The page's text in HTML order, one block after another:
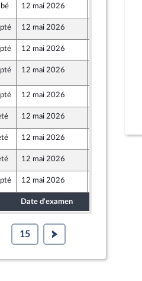
12 mai 2026
12 mai 2026
12 mai 2026
12 mai 2026
12 mai 2026
12 mai 2026
12 mai 2026 6 mai 2026
12 mai 2026
12 mai 2026
Date d'examen
15